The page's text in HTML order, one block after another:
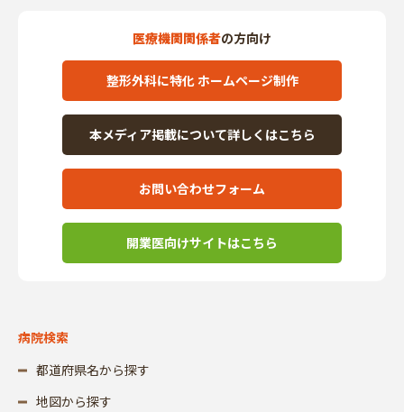
医療機関関係者の方向け
整形外科に特化 ホームページ制作
本メディア掲載について詳しくはこちら
お問い合わせフォーム
開業医向けサイトはこちら
病院検索
都道府県名から探す
地図から探す